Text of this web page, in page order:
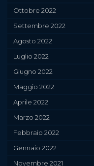
Ottobre 2022
Settembre 2022
Agosto 2022
Luglio 2022
Giugno 2022
Maggio 2022
Aprile 2022
Marzo 2022
Febbraio 2022
Gennaio 2022
Novembre 2021